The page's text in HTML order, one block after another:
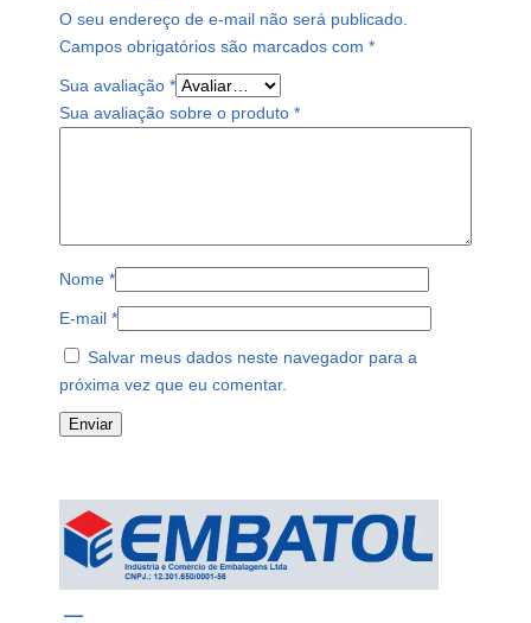
O seu endereço de e-mail não será publicado.
Campos obrigatórios são marcados com *
Sua avaliação *
Sua avaliação sobre o produto *
Nome *
E-mail *
Salvar meus dados neste navegador para a
próxima vez que eu comentar.